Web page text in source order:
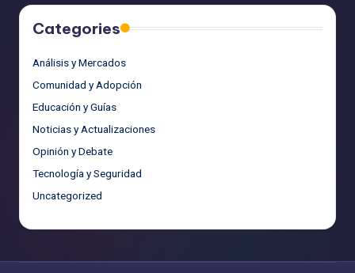
Categories
Análisis y Mercados
Comunidad y Adopción
Educación y Guías
Noticias y Actualizaciones
Opinión y Debate
Tecnología y Seguridad
Uncategorized